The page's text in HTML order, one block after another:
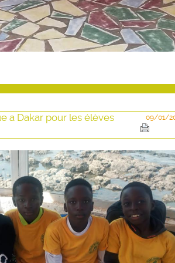
a Dakar pour les élèves
09/01/